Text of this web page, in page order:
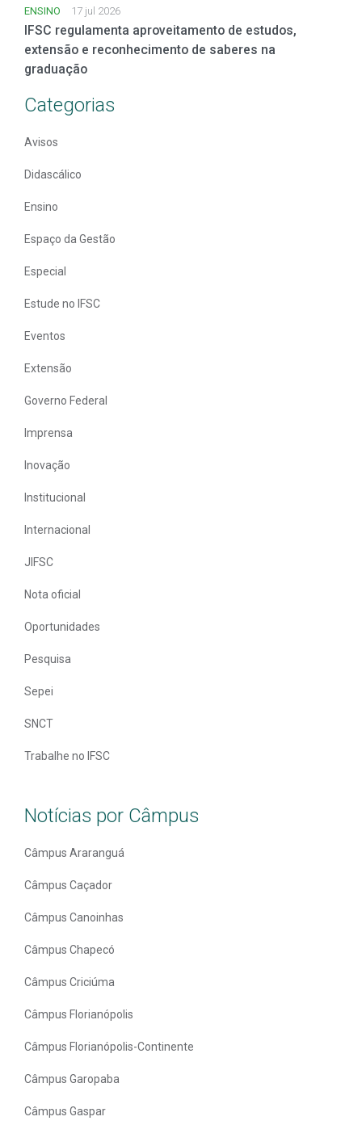
ENSINO 17 jul 2026
IFSC regulamenta aproveitamento de estudos,
extensão e reconhecimento de saberes na
graduação
Categorias
Avisos
Didascálico
Ensino
Espaço da Gestão
Especial
Estude no IFSC
Eventos
Extensão
Governo Federal
Imprensa
Inovação
Institucional
Internacional
JIFSC
Nota oficial
Oportunidades
Pesquisa
Sepei
SNCT
Trabalhe no IFSC
Notícias por Câmpus
Câmpus Araranguá
Câmpus Caçador
Câmpus Canoinhas
Câmpus Chapecó
Câmpus Criciúma
Câmpus Florianópolis
Câmpus Florianópolis-Continente
Câmpus Garopaba
Câmpus Gaspar